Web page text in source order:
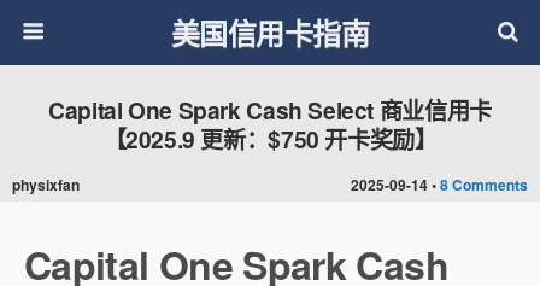
美国信用卡指南
2025-09-14 •8 Comments
Capital One Spark Cash Select 商业信用卡
【2025.9 更新：$750 开卡奖励】
physixfan
Capital One Spark Cash